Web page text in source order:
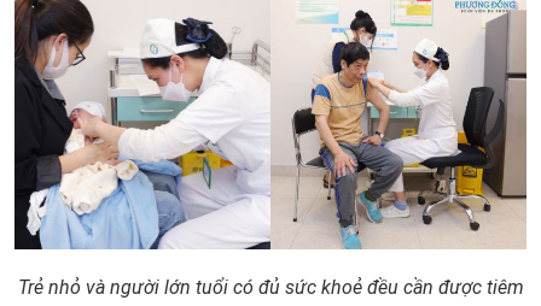
Trẻ nhỏ và người lớn tuổi có đủ sức khoẻ đều cần được tiêm